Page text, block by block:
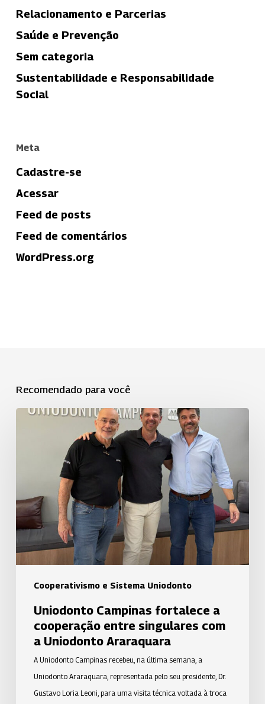
Relacionamento e Parcerias
Saúde e Prevenção
Sem categoria
Sustentabilidade e Responsabilidade
Social
Meta
Cadastre-se
Acessar
Feed de posts
Feed de comentários
WordPress.org
Recomendado para você
Cooperativismo e Sistema Uniodonto
Uniodonto
cooperação
entre
singulares
com
a
Uniodonto
Araraquara
Uniodonto Campinas fortalece a
cooperação entre singulares com
a Uniodonto Araraquara
A Uniodonto Campinas recebeu, na última semana, a
Uniodonto Araraquara, representada pelo seu presidente, Dr.
Gustavo Loria Leoni, para uma visita técnica voltada à troca